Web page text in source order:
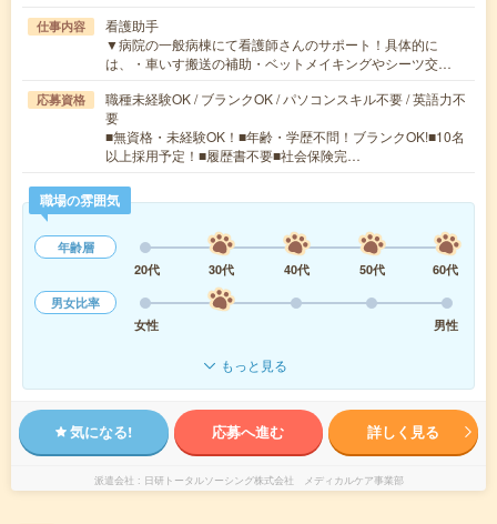
仕事内容
看護助手
▼病院の一般病棟にて看護師さんのサポート！具体的に
は、・車いす搬送の補助・ベットメイキングやシーツ交…
応募資格
職種未経験OK / ブランクOK / パソコンスキル不要 / 英語力不
要
■無資格・未経験OK！■年齢・学歴不問！ブランクOK!■10名
以上採用予定！■履歴書不要■社会保険完…
職場の雰囲気
年齢層
20代
30代 40代 50代
60代
男女比率
女性
男性
もっと見る
気になる! 応募へ進む 詳しく見る
派遣会社 日研トータルソーシング株式会社 メディカルケア事業部